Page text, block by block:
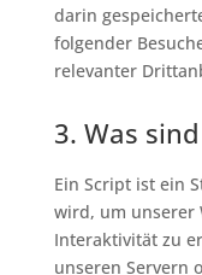
darin
folgender
relevanter
3. Was
Ein Script ist ein
wird, um unserer
Interaktivität zu
unseren Servern